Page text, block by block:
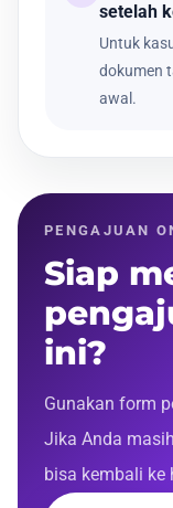
setelah
Untuk
dokumen
awal.
PENGAJUAN
Siap
ini?
Gunakan form
Jika Anda
bisa kembali